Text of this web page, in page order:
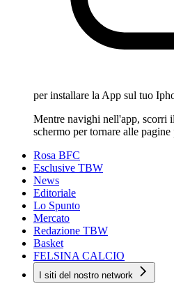
per installare la App sul tuo
Mentre navighi nell'app, scorri
schermo per tornare alle pagine
Rosa BFC
Esclusive TBW
News
Editoriale
Lo Spunto
Mercato
Redazione TBW
Basket
FELSINA CALCIO
I siti del nostro network